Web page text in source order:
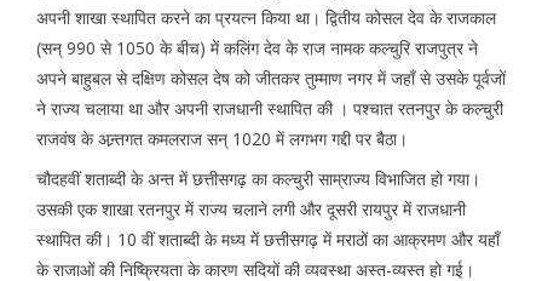
अपनी शाखा स्थापित करने का प्रयत्न किया था। द्वितीय कोसल देव के राजकाल
(सन् 990 से 1050 के बीच) में कलिंग देव के राज नामक कल्चुरि राजपुत्र ने
अपने बाहुबल से दक्षिण कोसल देष को जीतकर तुम्माण नगर में जहाँ से उसके पूर्वजों
ने राज्य चलाया था और अपनी राजधानी स्थापित की । पश्चात रतनपुर के कल्चुरी
राजवंष के अन्र्तगत कमलराज सन् 1020 में लगभग गद्दी पर बैठा।
चौदहवीं शताब्दी के अन्त में छत्तीसगढ़ का कल्चुरी साम्राज्य विभाजित हो गया।
उसकी एक शाखा रतनपुर में राज्य चलाने लगी और दूसरी रायपुर में राजधानी
स्थापित की। 10 वीं शताब्दी के मध्य में छत्तीसगढ़ में मराठों का आक्रमण और यहाँ
के राजाओं की निष्क्रियता के कारण सदियों की व्यवस्था अस्त-व्यस्त हो गई।